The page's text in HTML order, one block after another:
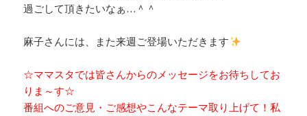
過ごして頂きたいなぁ…＾＾
麻子さんには、また来週ご登場いただきます
☆ママスタでは皆さんからのメッセージをお待ちしてお
りま～す☆
番組へのご意見・ご感想やこんなテーマ取り上げて！私